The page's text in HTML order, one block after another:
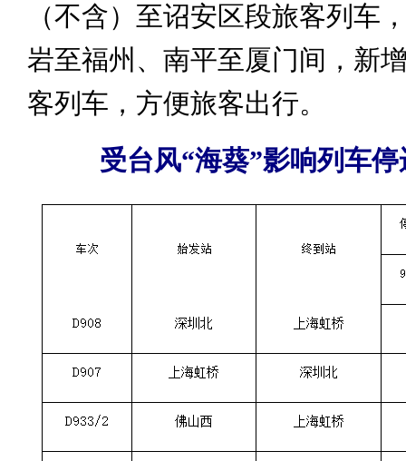
（不含）至诏安区段旅客列车
岩至福州、南平至厦门间，新
客列车，方便旅客出行。
受台风“海葵”影响列车